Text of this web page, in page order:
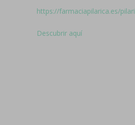
https://farmaciapilarica.es/
Descubrir aquí